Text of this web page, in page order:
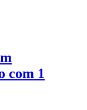
com 1